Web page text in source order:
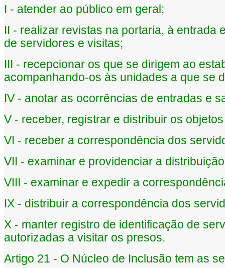
I - atender ao público em geral;
II - realizar revistas na portaria, à entrada
de servidores e visitas;
III - recepcionar os que se dirigem ao
acompanhando-os às unidades a que se
IV - anotar as ocorrências de entradas e
V - receber, registrar e distribuir os
VI - receber a correspondência dos
VII - examinar e providenciar a
VIII - examinar e expedir a
IX - distribuir a correspondência dos
X - manter registro de identificação de
autorizadas a visitar os presos.
Artigo 21 - O Núcleo de Inclusão tem as